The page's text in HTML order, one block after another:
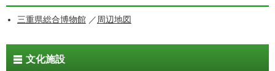
三重県総合博物館 ／ 周辺地図
文化施設